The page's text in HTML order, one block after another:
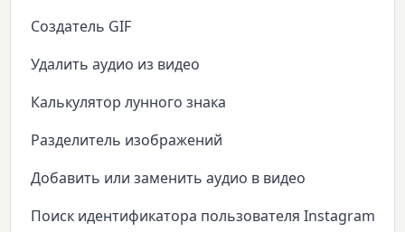
Создатель GIF
Удалить аудио из видео
Калькулятор лунного знака
Разделитель изображений
Добавить или заменить аудио в видео
Поиск идентификатора пользователя Instagram